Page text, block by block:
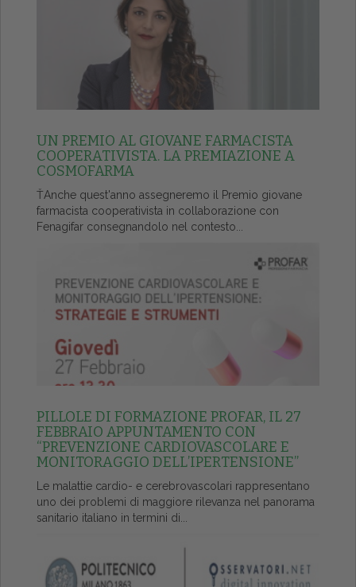
UN PREMIO AL GIOVANE FARMACISTA
COOPERATIVISTA. LA PREMIAZIONE A
COSMOFARMA
ŤAnche quest'anno assegneremo il Premio giovane
farmacista cooperativista in collaborazione con
Fenagifar consegnandolo nel contesto...
PILLOLE DI FORMAZIONE PROFAR, IL 27
FEBBRAIO APPUNTAMENTO CON
“PREVENZIONE CARDIOVASCOLARE E
MONITORAGGIO DELL’IPERTENSIONE”
Le malattie cardio- e cerebrovascolari rappresentano
uno dei problemi di maggiore rilevanza nel panorama
sanitario italiano in termini di...